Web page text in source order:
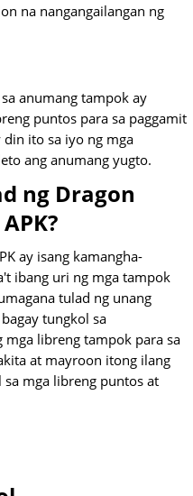
na nangangailangan ng
anumang tampok ay
puntos para sa paggamit
ito sa iyo ng mga
ang anumang yugto.
ng Dragon
ay isang kamangha-
ibang uri ng mga tampok
tulad ng unang
tungkol sa
libreng tampok para sa
at mayroon itong ilang
mga libreng puntos at